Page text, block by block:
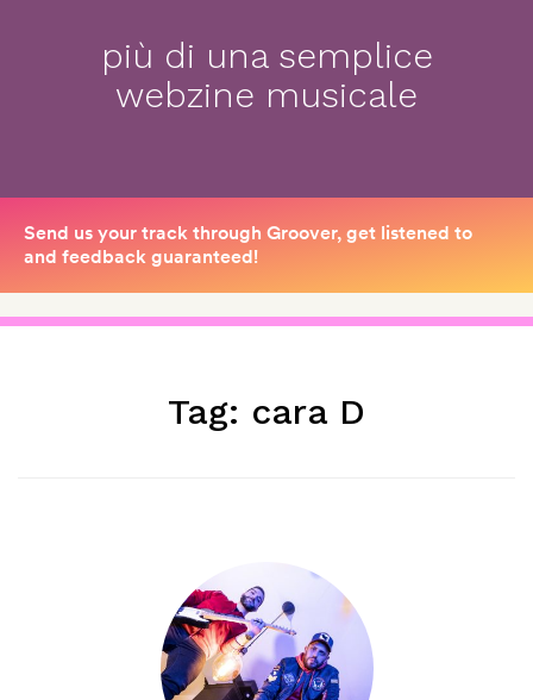
più di una semplice
webzine musicale
Tag: cara D